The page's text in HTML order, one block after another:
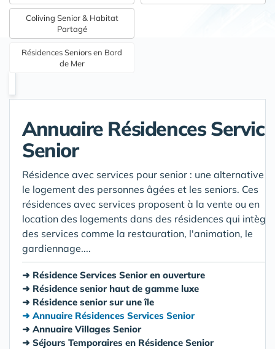
Coliving Senior & Habitat
Partagé
Résidences Seniors en Bord
de Mer
Annuaire Résidences
Senior
Résidence avec services pour senior : une alternative
le logement des personnes âgées et les seniors. Ces
résidences avec services proposent à la vente ou en
location des logements dans des résidences qui
des services comme la restauration, l'animation, le
gardiennage....
Résidence Services Senior en ouverture
Résidence senior haut de gamme luxe
Résidence senior sur une île
Annuaire Résidences Services Senior
Annuaire Villages Senior
Séjours Temporaires en Résidence Senior